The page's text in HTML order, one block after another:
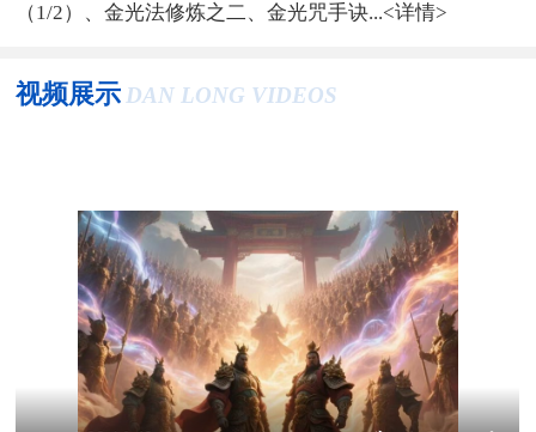
（1/2）、金光法修炼之二、金光咒手诀...<详情>
视频展示 DAN LONG VIDEOS